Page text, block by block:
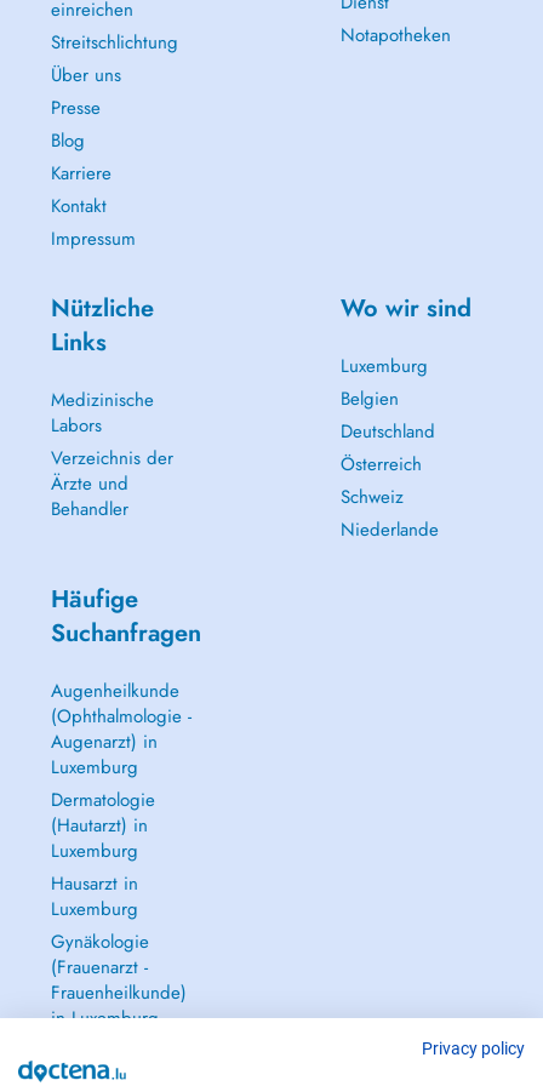
-Adjusting your intake based on your individual requirements and
energy expenditure.
-Education on sports nutrition to make you independent in managing
your diet.
Note: Sports nutrition consultations are not reimbursed by the CNS.
einreichen
Streitschlichtung
Über uns
Presse
Blog
Karriere
Kontakt
Impressum
Notapotheken
Nützliche
Links
Medizinische
Labors
Verzeichnis der
Ärzte und
Behandler
Wo wir sind
Luxemburg
Belgien
Deutschland
Österreich
Schweiz
Niederlande
Häufige
Suchanfragen
Augenheilkunde
(Ophthalmologie -
Augenarzt) in
Luxemburg
Dermatologie
(Hautarzt) in
Luxemburg
Hausarzt in
Luxemburg
Gynäkologie
(Frauenarzt -
Frauenheilkunde)
in Luxemburg
Privacy policy